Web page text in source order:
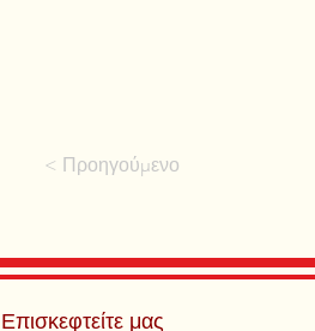
< Προηγούμενο
Επισκεφτείτε μας